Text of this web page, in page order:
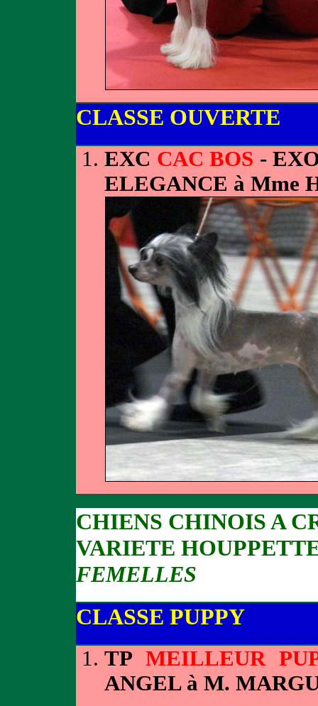
CLASSE OUVERTE
EXC CAC BOS -
ELEGANCE à Mme
CHIENS CHINOIS A
VARIETE
FEMELLES
CLASSE PUPPY
TP MEILLEUR
ANGEL à M.